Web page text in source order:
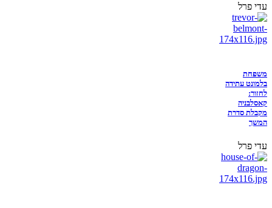
עדי פרל
משפחת
בלמונט עתידה
לחזור:
קאסלבניה
מקבלת סדרת
המשך
עדי פרל